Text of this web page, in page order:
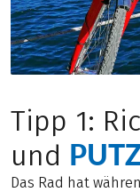
Tipp 1:
und
Das Rad hat